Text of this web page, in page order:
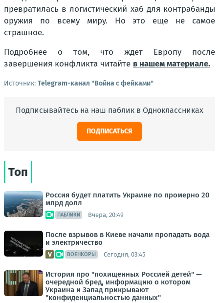
превратилась в логистический хаб для контрабанды
оружия по всему миру. Но это еще не самое
страшное.
Подробнее о том, что ждет Европу после
завершения конфликта читайте в нашем материале.
Источник: Telegram-канал "Война с фейками"
Подписывайтесь на наш паблик в Одноклассниках
ПОДПИСАТЬСЯ
Топ
Россия будет платить Украине по промерно 20
млрд долл
ПАБЛИКИ Вчера, 20:49
После взрывов в Киеве начали пропадать вода
и электричество
ВОЕНКОРЫ Сегодня, 03:45
История про "похищенных Россией детей" —
очередной бред, информацию о котором
Украина и Запад прикрывают
"конфиденциальностью данных"